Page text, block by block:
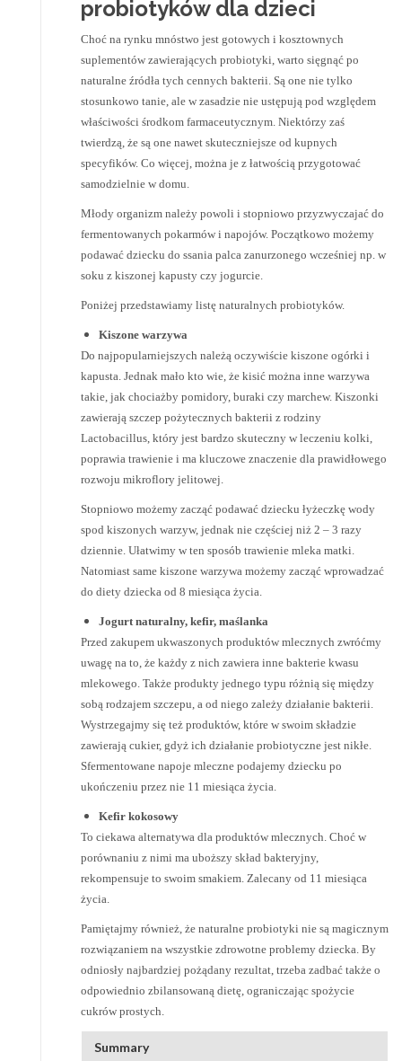
probiotyków dla dzieci
Choć na rynku mnóstwo jest gotowych i kosztownych
suplementów zawierających probiotyki, warto sięgnąć po
naturalne źródła tych cennych bakterii. Są one nie tylko
stosunkowo tanie, ale w zasadzie nie ustępują pod względem
właściwości środkom farmaceutycznym. Niektórzy zaś
twierdzą, że są one nawet skuteczniejsze od kupnych
specyfików. Co więcej, można je z łatwością przygotować
samodzielnie w domu.
Młody organizm należy powoli i stopniowo przyzwyczajać do
fermentowanych pokarmów i napojów. Początkowo możemy
podawać dziecku do ssania palca zanurzonego wcześniej np. w
soku z kiszonej kapusty czy jogurcie.
Poniżej przedstawiamy listę naturalnych probiotyków.
Kiszone warzywa
Do najpopularniejszych należą oczywiście kiszone ogórki i
kapusta. Jednak mało kto wie, że kisić można inne warzywa
takie, jak chociażby pomidory, buraki czy marchew. Kiszonki
zawierają szczep pożytecznych bakterii z rodziny
Lactobacillus, który jest bardzo skuteczny w leczeniu kolki,
poprawia trawienie i ma kluczowe znaczenie dla prawidłowego
rozwoju mikroflory jelitowej.
Stopniowo możemy zacząć podawać dziecku łyżeczkę wody
spod kiszonych warzyw, jednak nie częściej niż 2 – 3 razy
dziennie. Ułatwimy w ten sposób trawienie mleka matki.
Natomiast same kiszone warzywa możemy zacząć wprowadzać
do diety dziecka od 8 miesiąca życia.
Jogurt naturalny, kefir, maślanka
Przed zakupem ukwaszonych produktów mlecznych zwróćmy
uwagę na to, że każdy z nich zawiera inne bakterie kwasu
mlekowego. Także produkty jednego typu różnią się między
sobą rodzajem szczepu, a od niego zależy działanie bakterii.
Wystrzegajmy się też produktów, które w swoim składzie
zawierają cukier, gdyż ich działanie probiotyczne jest nikłe.
Sfermentowane napoje mleczne podajemy dziecku po
ukończeniu przez nie 11 miesiąca życia.
Kefir kokosowy
To ciekawa alternatywa dla produktów mlecznych. Choć w
porównaniu z nimi ma uboższy skład bakteryjny,
rekompensuje to swoim smakiem. Zalecany od 11 miesiąca
życia.
Pamiętajmy również, że naturalne probiotyki nie są magicznym
rozwiązaniem na wszystkie zdrowotne problemy dziecka. By
odniosły najbardziej pożądany rezultat, trzeba zadbać także o
odpowiednio zbilansowaną dietę, ograniczając spożycie
cukrów prostych.
Summary